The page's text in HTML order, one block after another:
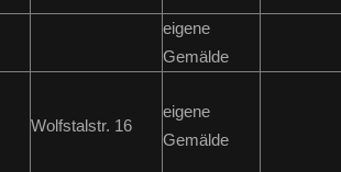
eigene
Gemälde
Wolfstalstr. 16
eigene
Gemälde